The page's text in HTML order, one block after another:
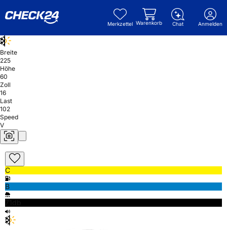
Merkzettel Warenkorb Chat Anmelden
Breite
225
Höhe
60
Zoll
16
Last
102
Speed
V
C
B
71db